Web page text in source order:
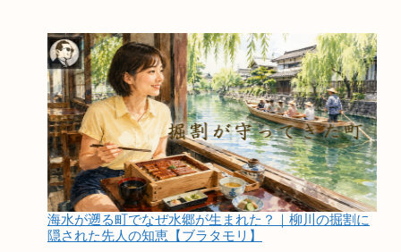
海水が遡る町でなぜ水郷が生まれた？｜柳川の掘割に
隠された先人の知恵【ブラタモリ】